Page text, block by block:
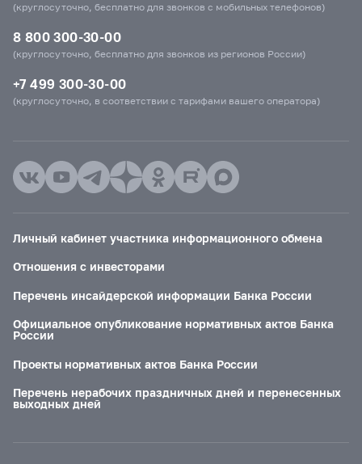
(круглосуточно, бесплатно для звонков с мобильных телефонов)
8 800 300-30-00
(круглосуточно, бесплатно для звонков из регионов России)
+7 499 300-30-00
(круглосуточно, в соответствии с тарифами вашего оператора)
Личный кабинет участника информационного обмена
Отношения с инвесторами
Перечень инсайдерской информации Банка России
Официальное опубликование нормативных актов Банка
России
Проекты нормативных актов Банка России
Перечень нерабочих праздничных дней и перенесенных
выходных дней